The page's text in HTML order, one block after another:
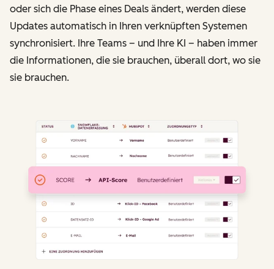
oder sich die Phase eines Deals ändert, werden diese
Updates automatisch in Ihren verknüpften Systemen
synchronisiert. Ihre Teams – und Ihre KI – haben immer
die Informationen, die sie brauchen, überall dort, wo sie
sie brauchen.